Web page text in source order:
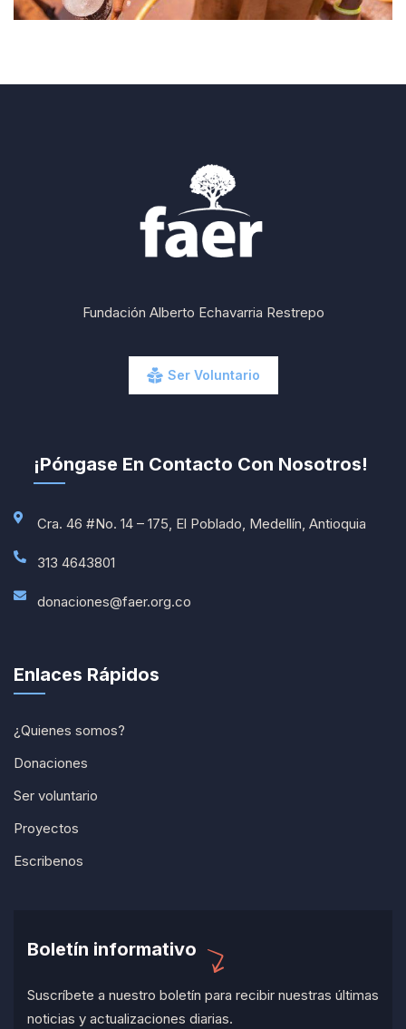
Fundación Alberto Echavarria Restrepo
Ser Voluntario
¡Póngase En Contacto Con Nosotros!
Cra. 46 #No. 14 – 175, El Poblado, Medellín, Antioquia
313 4643801
donaciones@faer.org.co
Enlaces Rápidos
¿Quienes somos?
Donaciones
Ser voluntario
Proyectos
Escribenos
Boletín informativo
Suscríbete a nuestro boletín para recibir nuestras últimas
noticias y actualizaciones diarias.